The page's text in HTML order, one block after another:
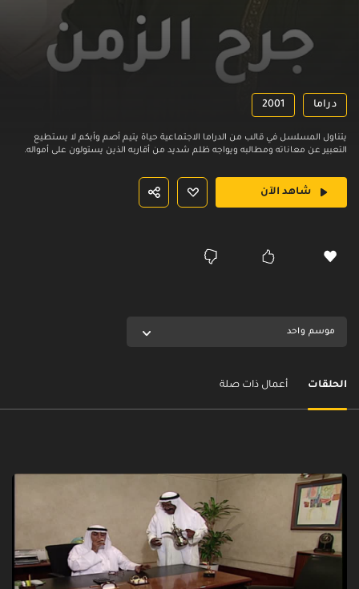
دراما 2001
يتناول المسلسل في قالب من الدراما الاجتماعية حياة يتيم أصم وأبكم لا يستطيع
التعبير عن معاناته ومطالبه ويواجه ظلم شديد من أقاربه الذين يستولون على أمواله.
شاهد الآن
موسم واحد
الحلقات أعمال ذات صلة